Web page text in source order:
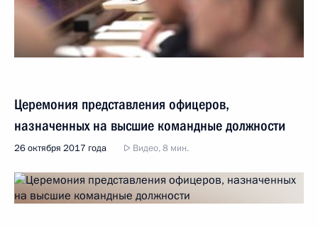
Церемония представления офицеров,
назначенных на высшие командные должности
26 октября 2017 года Видео, 8 мин.